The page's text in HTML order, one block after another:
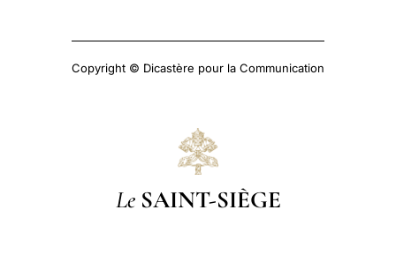
Copyright © Dicastère pour la Communication
Le SAINT-SIÈGE